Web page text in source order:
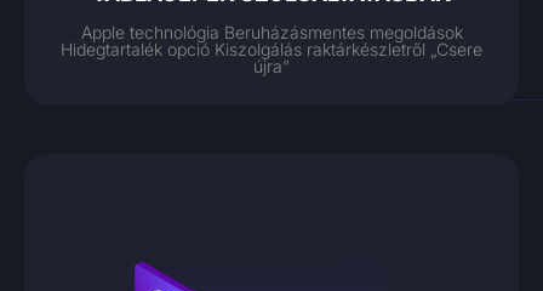
Apple technológia Beruházásmentes megoldások
Hidegtartalék opció Kiszolgálás raktárkészletről „Csere
újra”